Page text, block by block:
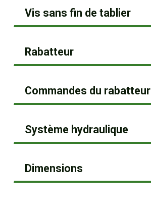
Vis sans fin de tablier
Rabatteur
Commandes du rabatteur
Système hydraulique
Dimensions